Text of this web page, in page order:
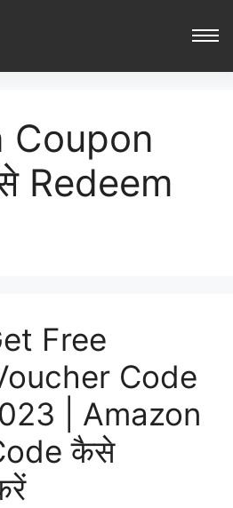
Coupon
Redeem
Free
Code
| Amazon
कैसे